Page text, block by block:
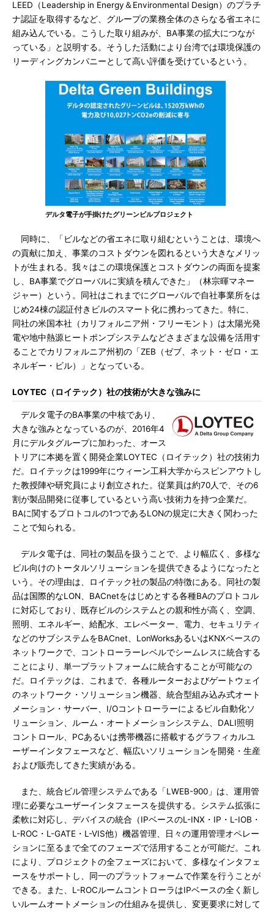
LEED（Leadership in Energy＆Environmental Design）のプラチ
ナ認証を取得するなど、グループの業務全体のさらなる省エネに
組み込んでいる。こうした取り組みが、BA事業の拡大につなが
っている」と説明する。そうした活動により台湾では環境保護の
リーディングカンパニーとして高い評価を受けているという。
デルタ電子が手掛けたグリーンビルプロジェクト
同時に、「ビルなどの省エネに取り組むということは、環境へ
の貢献に加え、事業のコストダウンを図れるという大きなメリッ
トが生まれる。我々はこの環境保護とコストダウンの両面を提案
し、BA事業でグローバルに実績を積んできた」（林宗暉マネー
ジャー）という。同社はこれまでにグローバルで自社事業所をは
じめ24棟の認証付きビルのスマート化に携わってきた。特に、
同社の米国本社（カリフォルニア州・フリーモント）は太陽光発
電や地中熱源ヒートポンプシステムなどさまざまな設備を活用す
ることでカリフォルニア州初の「ZEB（ゼブ、ネット・ゼロ・エ
ネルギー・ビル）」となっている。
LOYTEC（ロイテック）社の技術が大きな強みに
デルタ電子のBA事業の中核であり、
大きな強みとなっているのが、2016年4
月にデルタグループに加わった、オース
トリアに本拠を置く開発企業LOYTEC（ロイテック）社の技術力
だ。ロイテックは1999年にウィーン工科大学からスピンアウトし
た教授陣や研究員により創立された。従業員は約70人で、その6
割が製品開発に従事しているという高い技術力を持つ企業だ。
BAに関するプロトコルの1つであるLONの規定に大きく関わった
ことで知られる。
デルタ電子は、同社の製品を扱うことで、より幅広く、多様な
ビル向けのトータルソリューションを提供できるようになったと
いう。その理由は、ロイテック社の製品の特徴にある。同社の製
品は国際的なLON、BACnetをはじめとする各種BAのプロトコル
に対応しており、既存ビルのシステムとの親和性が高く、空調、
照明、エネルギー、給配水、エレベーター、電力、セキュリティ
などのサブシステムをBACnet、LonWorksあるいはKNXベースの
ネットワークで、コントローラーレベルでシームレスに統合する
ことにより、単一プラットフォームに統合することが可能なの
だ。ロイテックは、これまで、各種ルーターおよびゲートウェイ
のネットワーク・ソリューション機器、統合型組み込み式オート
メーション・サーバー、I/Oコントローラーによるビル自動化ソ
リューション、ルーム・オートメーションシステム、DALI照明
コントロール、PCあるいは携帯機器に搭載するグラフィカルユ
ーザーインタフェースなど、幅広いソリューションを開発・生産
および販売してきた実績がある。
また、統合ビル管理システムである「LWEB-900」は、運用管
理に必要なユーザーインタフェースを提供する。システム拡張に
柔軟に対応し、デバイスの統合（IPベースのL-INX・IP・L-IOB・
L-ROC・L-GATE・L-VIS他）機器管理、日々の運用管理オペレー
ションに至るまで全てのフェーズで活用することが可能だ。これ
により、プロジェクトの全フェーズにおいて、多様なインタフェ
ースをサポートし、同一のプラットフォームで作業を行うことが
できる。また、L-ROCルームコントローラはIPベースの全く新し
いルームオートメーションの仕組みを提供し、変更要求に対して